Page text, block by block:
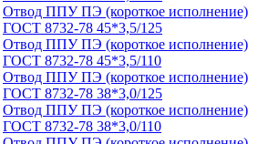
Отвод ППУ ПЭ (короткое исполнение)
ГОСТ 8732-78 45*3,5/125
Отвод ППУ ПЭ (короткое исполнение)
ГОСТ 8732-78 45*3,5/110
Отвод ППУ ПЭ (короткое исполнение)
ГОСТ 8732-78 38*3,0/125
Отвод ППУ ПЭ (короткое исполнение)
ГОСТ 8732-78 38*3,0/110